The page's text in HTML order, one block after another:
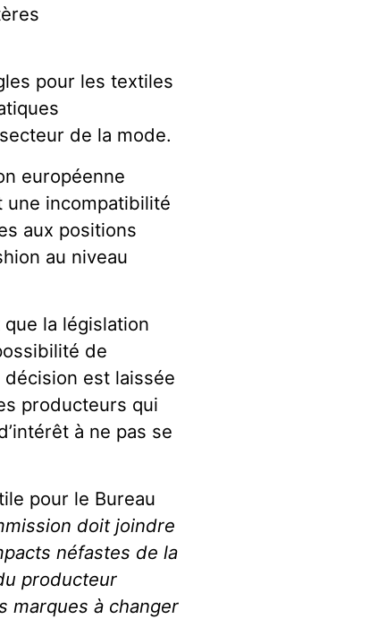
pour les textiles
de la mode.
européenne
une incompatibilité
aux positions
au niveau
la législation
de
est laissée
producteurs qui
à ne pas se
pour le Bureau
doit joindre
néfastes de la
producteur
marques à changer